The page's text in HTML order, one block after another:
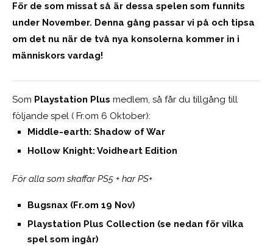
För de som missat så är dessa spelen som funnits
under November. Denna gång passar vi på och tipsa
om det nu när de två nya konsolerna kommer in i
människors vardag!
Som Playstation Plus medlem, så får du tillgång till
följande spel ( Fr.om 6 Oktober):
Middle-earth: Shadow of War
Hollow Knight: Voidheart Edition
För alla som skaffar PS5 + har PS+
Bugsnax (Fr.om 19 Nov)
Playstation Plus Collection (se nedan för vilka
spel som ingår)